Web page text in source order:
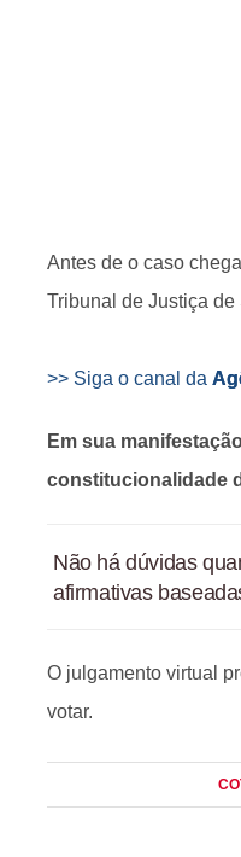
Antes de o caso
Tribunal de Justiça
>> Siga o canal da
Em sua
constitucionalidade
Não há dúvidas
afirmativas
O julgamento virtual
votar.